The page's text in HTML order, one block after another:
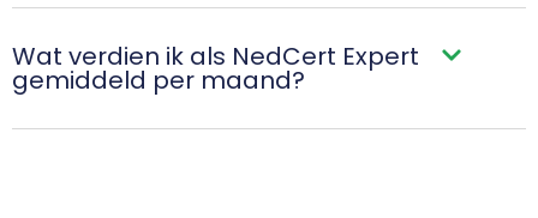
Wat verdien ik als NedCert Expert
gemiddeld per maand?